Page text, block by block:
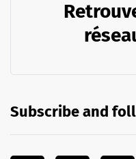
Subscribe and